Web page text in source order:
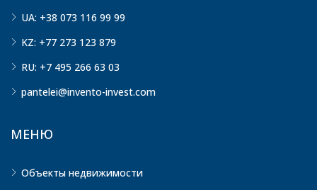
UA: +38 073 116 99 99
KZ: +77 273 123 879
RU: +7 495 266 63 03
pantelei@invento-invest.com
МЕНЮ
Объекты недвижимости